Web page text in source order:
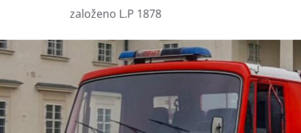
založeno L.P 1878